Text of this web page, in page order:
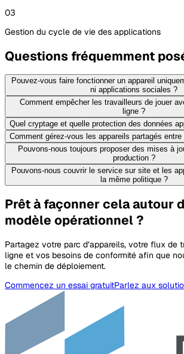
03
Gestion du cycle de vie des applications
Questions fréquemment
Pouvez-vous faire fonctionner un appareil
ni applications sociales ?
Comment empêcher les travailleurs de jouer
ligne ?
Quel cryptage et quelle protection des données
Comment gérez-vous les appareils partagés
Pouvons-nous toujours proposer des mises à
production ?
Pouvons-nous couvrir le service sur site et les
la même politique ?
Prêt à façonner cela autour
modèle opérationnel ?
Partagez votre parc d’appareils, votre flux de
ligne et vos besoins de conformité afin que
le chemin de déploiement.
Commencez un essai gratuitParlez aux